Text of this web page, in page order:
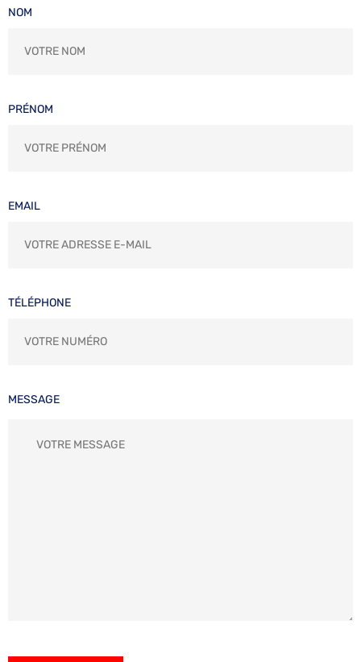
NOM
PRÉNOM
EMAIL
TÉLÉPHONE
MESSAGE